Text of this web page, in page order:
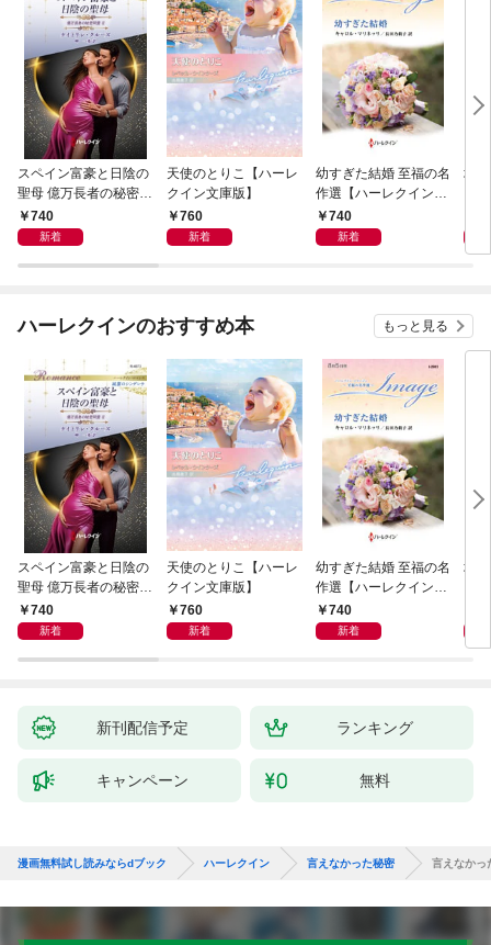
スペイン富豪と日陰の
聖母 億万長者の秘密同
盟 II ハーレクイン・ロ
マンス～純潔のシンデ
740
新着
天使のとりこ【ハーレ
クイン文庫版】
760
新着
幼すぎた結婚 至福の名
作選【ハーレクイン・
イマージュ版】
740
新着
塔
ハーレクインのおすすめ本 もっと見る
スペイン富豪と日陰の
聖母 億万長者の秘密同
盟 II ハーレクイン・ロ
マンス～純潔のシンデ
740
新着
天使のとりこ【ハーレ
クイン文庫版】
760
新着
幼すぎた結婚 至福の名
作選【ハーレクイン・
イマージュ版】
740
新着
塔
新刊配信予定 ランキング
キャンペーン 無料
漫画無料試し読みならdブック ハーレクイン 言えなかった秘密 言えなかっ